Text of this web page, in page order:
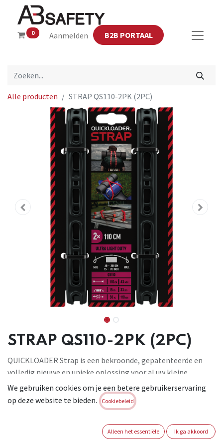
0 Aanmelden B2B PORTAAL
Alle producten STRAP QS110-2PK (2PC)
STRAP QS110-2PK (2PC)
QUICKLOADER Strap is een bekroonde, gepatenteerde en
volledig nieuwe en unieke oplossing voor al uw kleine
bevestigingsbehoeften thuis en onderweg. De band heeft
geen metalen delen dus geen krassen, beschadigingen of
verwondingen. Hij barst of verhardt niet en is aanpasbaar.
Mogelijk om te combineren met Quickloader Butterfly
We gebruiken cookies om je een betere gebruikerservaring
op deze website te bieden.
Cookiebeleid
Alleen het essentiële Ik ga akkoord